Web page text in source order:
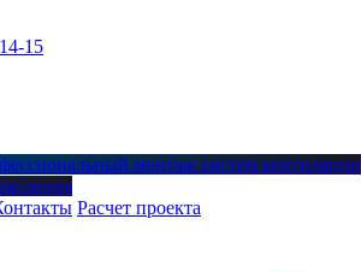
15
монтаж систем вентиляции
Расчет проекта